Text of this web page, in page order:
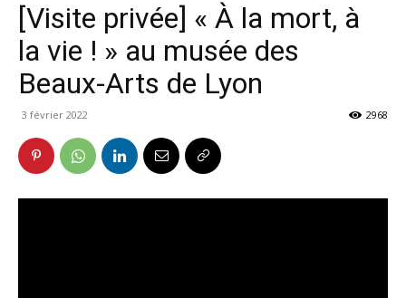
[Visite privée] « À la mort, à
la vie ! » au musée des
Beaux-Arts de Lyon
3 février 2022 2968